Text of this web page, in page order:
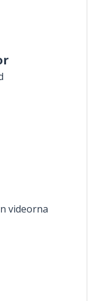
videorna